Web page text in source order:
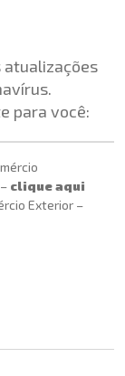
atualizações
para você:
clique aqui
Exterior –